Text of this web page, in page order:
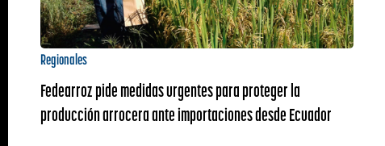
Regionales
Fedearroz pide medidas urgentes para proteger la
producción arrocera ante importaciones desde Ecuador